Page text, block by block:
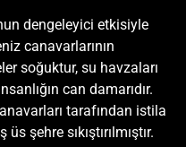
dengeleyici etkisiyle
canavarlarının
soğuktur, su havzaları
can damarıdır.
tarafından istila
şehre sıkıştırılmıştır.